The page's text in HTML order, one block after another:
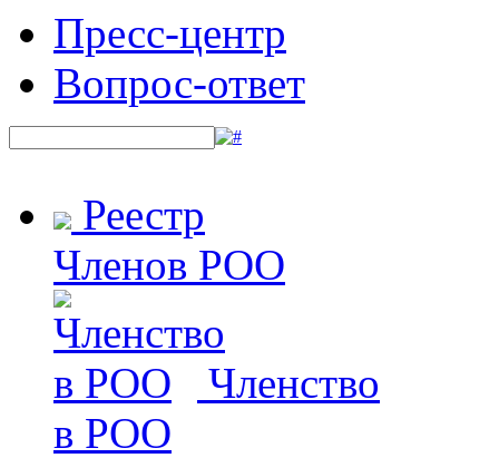
Пресс-центр
Вопрос-ответ
Реестр
Членов РОО
Членство
в РОО